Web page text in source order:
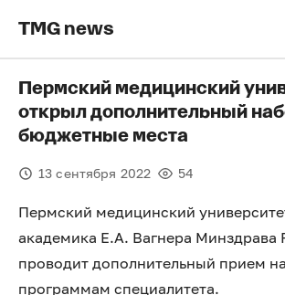
TMG news
Пермский медицинский
открыл дополнительный
бюджетные места
13 сентября 2022 54
Пермский медицинский
академика Е.А. Вагнера Минздрава
проводит дополнительный прием
программам специалитета.